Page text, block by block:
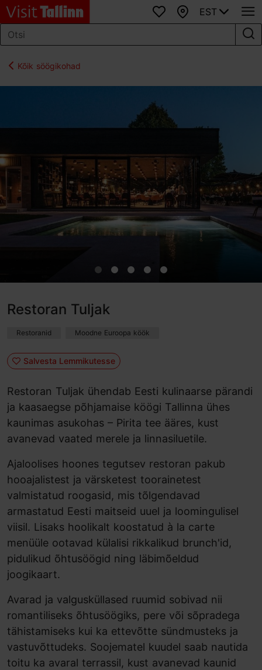
Lemmikud
Kaart
EST
Kõik söögikohad
Restoran Tuljak
Restoranid Moodne Euroopa köök
Salvesta Lemmikutesse
Restoran Tuljak ühendab Eesti kulinaarse pärandi
ja kaasaegse põhjamaise köögi Tallinna ühes
kaunimas asukohas – Pirita tee ääres, kust
avanevad vaated merele ja linnasiluetile.
Ajaloolises hoones tegutsev restoran pakub
hooajalistest ja värsketest toorainetest
valmistatud roogasid, mis tõlgendavad
armastatud Eesti maitseid uuel ja loomingulisel
viisil. Lisaks hoolikalt koostatud à la carte
menüüle ootavad külalisi rikkalikud brunch'id,
pidulikud õhtusöögid ning läbimõeldud
joogikaart.
Avarad ja valgusküllased ruumid sobivad nii
romantiliseks õhtusöögiks, pere või sõpradega
tähistamiseks kui ka ettevõtte sündmusteks ja
vastuvõttudeks. Soojematel kuudel saab nautida
toitu ka avaral terrassil, kust avanevad kaunid